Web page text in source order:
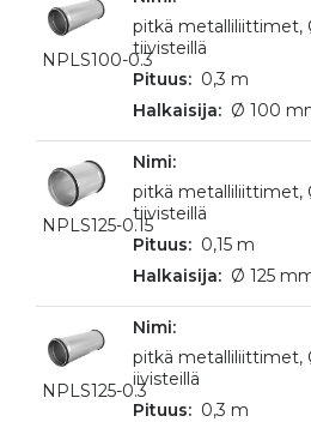
NPLS100-0.3
pitkä metalliliittimet,
tiivisteillä
0,3 m
Ø 100
NPLS125-0.15
pitkä metalliliittimet,
tiivisteillä
0,15 m
Ø 125
NPLS125-0.3
pitkä metalliliittimet,
iivisteillä
0,3 m